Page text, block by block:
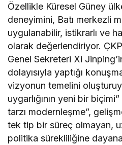
Özellikle Küresel Güney
deneyimini, Batı merkezli
uygulanabilir, istikrarlı ve
olarak değerlendiriyor.
Genel Sekreteri Xi
dolayısıyla yaptığı
vizyonun temelini
uygarlığının yeni bir
tarzı modernleşme”,
tek tip bir süreç olmayan,
politika sürekliliğine